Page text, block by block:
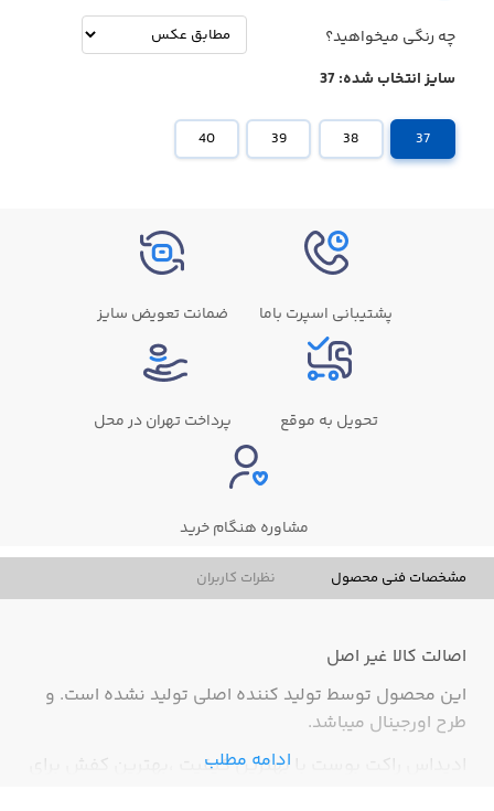
چه رنگی میخواهید؟
سایز انتخاب شده:37
37
38
39
40
پشتیبانی اسپرت باما ضمانت تعویض سایز
تحویل به موقع پرداخت تهران در محل
مشاوره هنگام خرید
مشخصات فنی محصول نظرات کاربران
اصالت کالا غیر اصل
این محصول توسط تولید کننده اصلی تولید نشده است. و
طرح اورجینال میباشد.
ادیداس راکت بوست با بهترین کیفیت ،بهترین کفش برای
ادامه مطلب